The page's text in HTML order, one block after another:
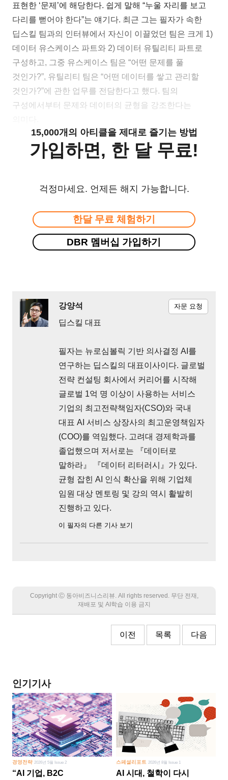
표현한 ‘문제’에 해당한다. 쉽게 말해 “누울 자리를 보고
다리를 뻗어야 한다”는 얘기다. 최근 그는 필자가 속한
딥스킬 팀과의 인터뷰에서 자신이 이끌었던 팀은 크게 1)
데이터 유스케이스 파트와 2) 데이터 유틸리티 파트로
구성하고, 그중 유스케이스 팀은 “어떤 문제를 풀
것인가?”, 유틸리티 팀은 “어떤 데이터를 쌓고 관리할
것인가?”에 관한 업무를 전담한다고 했다. 팀의
구성에서부터 문제와 데이터의 균형을 강조한다는
15,000개의 아티클을 제대로 즐기는 방법
가입하면, 한 달 무료!
걱정마세요. 언제든 해지 가능합니다.
한달 무료 체험하기
DBR 멤버십 가입하기
강양석
딥스킬 대표
필자는 뉴로심볼릭 기반 의사결정 AI를
연구하는 딥스킬의 대표이사이다. 글로벌
전략 컨설팅 회사에서 커리어를 시작해
글로벌 1억 명 이상이 사용하는 서비스
기업의 최고전략책임자(CSO)와 국내
대표 AI 서비스 상장사의 최고운영책임자
(COO)를 역임했다. 고려대 경제학과를
졸업했으며 저서로는 『데이터로
말하라』 『데이터 리터러시』가 있다.
균형 잡힌 AI 인식 확산을 위해 기업체
임원 대상 멘토링 및 강의 역시 활발히
진행하고 있다.
이 필자의 다른 기사 보기
자문 요청
Copyright Ⓒ 동아비즈니스리뷰. All rights reserved. 무단 전재,
재배포 및 AI학습 이용 금지
이전 목록 다음
인기기사
경영전략 2026년 5월 Issue 2
“AI 기업, B2C
스페셜리포트 2026년 8월 Issue 1
AI 시대, 철학이 다시